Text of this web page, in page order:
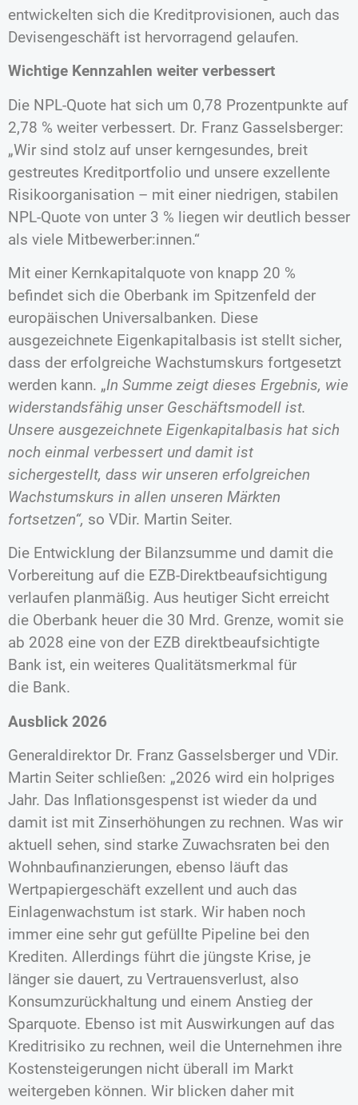
entwickelten sich die Kreditprovisionen, auch das
Devisengeschäft ist hervorragend gelaufen.
Wichtige Kennzahlen weiter verbessert
Die NPL-Quote hat sich um 0,78 Prozentpunkte auf
2,78 % weiter verbessert. Dr. Franz Gasselsberger:
„Wir sind stolz auf unser kerngesundes, breit
gestreutes Kreditportfolio und unsere exzellente
Risikoorganisation – mit einer niedrigen, stabilen
NPL-Quote von unter 3 % liegen wir deutlich besser
als viele Mitbewerber:innen.“
Mit einer Kernkapitalquote von knapp 20 %
befindet sich die Oberbank im Spitzenfeld der
europäischen Universalbanken. Diese
ausgezeichnete Eigenkapitalbasis ist stellt sicher,
dass der erfolgreiche Wachstumskurs fortgesetzt
werden kann. „In Summe zeigt dieses Ergebnis, wie
widerstandsfähig unser Geschäftsmodell ist.
Unsere ausgezeichnete Eigenkapitalbasis hat sich
noch einmal verbessert und damit ist
sichergestellt, dass wir unseren erfolgreichen
Wachstumskurs in allen unseren Märkten
fortsetzen“, so VDir. Martin Seiter.
Die Entwicklung der Bilanzsumme und damit die
Vorbereitung auf die EZB-Direktbeaufsichtigung
verlaufen planmäßig. Aus heutiger Sicht erreicht
die Oberbank heuer die 30 Mrd. Grenze, womit sie
ab 2028 eine von der EZB direktbeaufsichtigte
Bank ist, ein weiteres Qualitätsmerkmal für
die Bank.
Ausblick 2026
Generaldirektor Dr. Franz Gasselsberger und VDir.
Martin Seiter schließen: „2026 wird ein holpriges
Jahr. Das Inflationsgespenst ist wieder da und
damit ist mit Zinserhöhungen zu rechnen. Was wir
aktuell sehen, sind starke Zuwachsraten bei den
Wohnbaufinanzierungen, ebenso läuft das
Wertpapiergeschäft exzellent und auch das
Einlagenwachstum ist stark. Wir haben noch
immer eine sehr gut gefüllte Pipeline bei den
Krediten. Allerdings führt die jüngste Krise, je
länger sie dauert, zu Vertrauensverlust, also
Konsumzurückhaltung und einem Anstieg der
Sparquote. Ebenso ist mit Auswirkungen auf das
Kreditrisiko zu rechnen, weil die Unternehmen ihre
Kostensteigerungen nicht überall im Markt
weitergeben können. Wir blicken daher mit